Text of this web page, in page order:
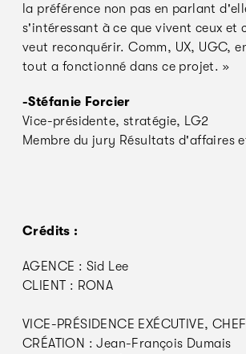
la préférence non pas en parlant
s'intéressant à ce que vivent ceux et
veut reconquérir. Comm, UX, UGC,
tout a fonctionné dans ce projet. »
-Stéfanie Forcier
Vice-présidente, stratégie, LG2
Membre du jury Résultats d'affaires
Crédits :
AGENCE : Sid Lee
CLIENT : RONA
VICE-PRÉSIDENCE EXÉCUTIVE,
CRÉATION : Jean-François Dumais